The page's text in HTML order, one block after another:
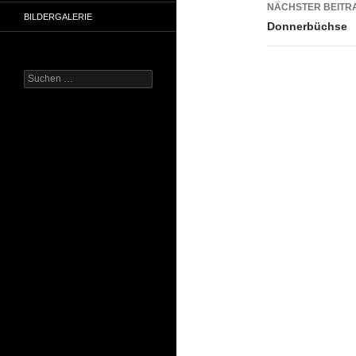
NÄCHSTER
Donnerbüchse
BILDERGALERIE
Suchen
nach: